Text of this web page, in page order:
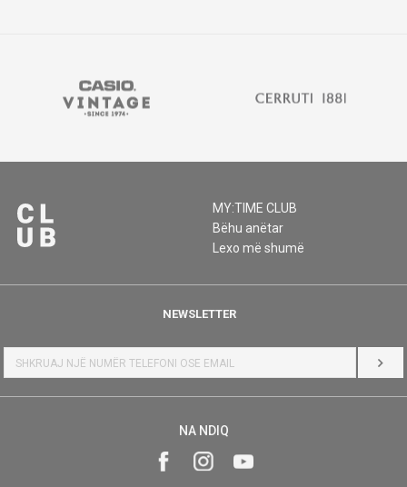
MY:TIME CLUB
Bëhu anëtar
Lexo më shumë
NEWSLETTER
HYR
NA NDIQ